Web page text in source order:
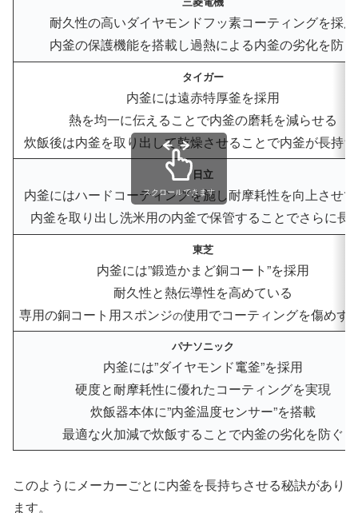
耐久性の高いダイヤモンドフッ素コーティングを採用
内釜の保護機能を搭載し過熱による内釜の劣化を防ぐ
タイガー
内釜には遠赤特厚釜を採用
熱を均一に伝えることで内釜の磨耗を減らせる
炊飯後は内釜を取り出して乾燥させることで内釜が長持
日立
内釜にはハードコーティングを施し耐摩耗性を向上させ
内釜を取り出し洗米用の内釜で保管することでさらに長
東芝
内釜には”鍛造かまど銅コート”を採用
耐久性と熱伝導性を高めている
専用の銅コート用スポンジの使用でコーティングを傷めず
パナソニック
内釜には”ダイヤモンド竃釜”を採用
硬度と耐摩耗性に優れたコーティングを実現
炊飯器本体に”内釜温度センサー”を搭載
最適な火加減で炊飯することで内釜の劣化を防ぐ
スクロールできます
このようにメーカーごとに内釜を長持ちさせる秘訣があり
ます。